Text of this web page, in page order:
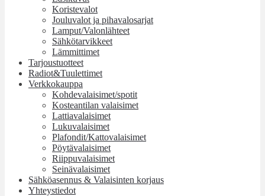
Koristevalot
Jouluvalot ja pihavalosarjat
Lamput/Valonlähteet
Sähkötarvikkeet
Lämmittimet
Tarjoustuotteet
Radiot&Tuulettimet
Verkkokauppa
Kohdevalaisimet/spotit
Kosteantilan valaisimet
Lattiavalaisimet
Lukuvalaisimet
Plafondit/Kattovalaisimet
Pöytävalaisimet
Riippuvalaisimet
Seinävalaisimet
Sähköasennus & Valaisinten korjaus
Yhteystiedot